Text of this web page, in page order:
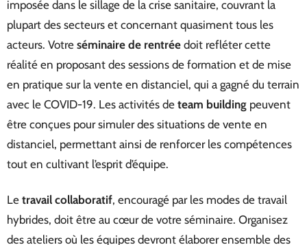
imposée dans le sillage de la crise sanitaire, couvrant la
plupart des secteurs et concernant quasiment tous les
acteurs. Votre séminaire de rentrée doit refléter cette
réalité en proposant des sessions de formation et de mise
en pratique sur la vente en distanciel, qui a gagné du terrain
avec le COVID-19. Les activités de team building peuvent
être conçues pour simuler des situations de vente en
distanciel, permettant ainsi de renforcer les compétences
tout en cultivant l’esprit d’équipe.
Le travail collaboratif, encouragé par les modes de travail
hybrides, doit être au cœur de votre séminaire. Organisez
des ateliers où les équipes devront élaborer ensemble des